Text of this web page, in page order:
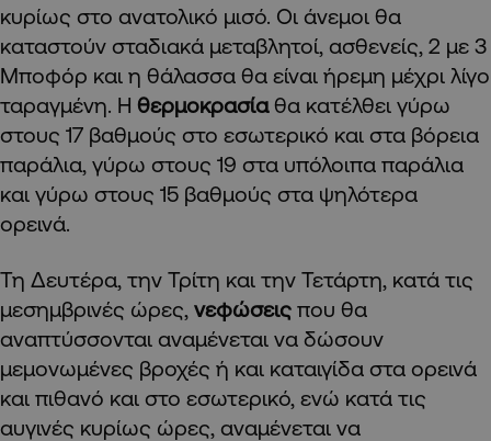
κυρίως στο ανατολικό μισό. Οι άνεμοι θα
καταστούν σταδιακά μεταβλητοί, ασθενείς, 2 με 3
Μποφόρ και η θάλασσα θα είναι ήρεμη μέχρι λίγο
ταραγμένη. Η θερμοκρασίαθα κατέλθει γύρω
στους 17 βαθμούς στο εσωτερικό και στα βόρεια
παράλια, γύρω στους 19 στα υπόλοιπα παράλια
και γύρω στους 15 βαθμούς στα ψηλότερα
ορεινά.
Τη Δευτέρα, την Τρίτη και την Τετάρτη, κατά τις
μεσημβρινές ώρες, νεφώσεις που θα
αναπτύσσονται αναμένεται να δώσουν
μεμονωμένες βροχές ή και καταιγίδα στα ορεινά
και πιθανό και στο εσωτερικό, ενώ κατά τις
αυγινές κυρίως ώρες, αναμένεται να